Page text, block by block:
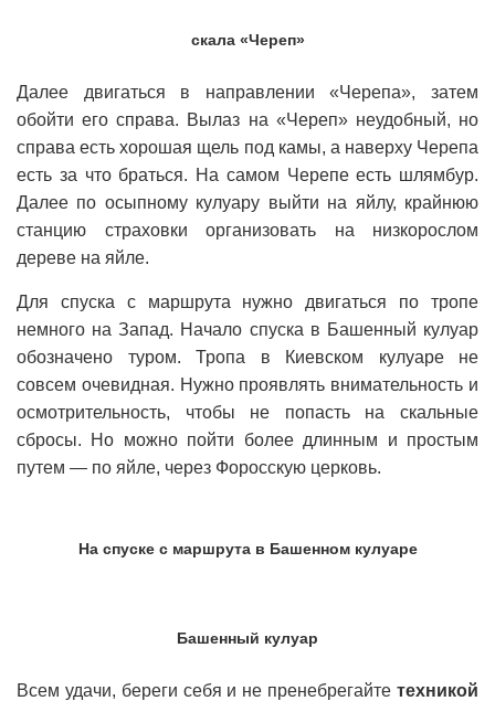
скала «Череп»
Далее двигаться в направлении «Черепа», затем
обойти его справа. Вылаз на «Череп» неудобный, но
справа есть хорошая щель под камы, а наверху Черепа
есть за что браться. На самом Черепе есть шлямбур.
Далее по осыпному кулуару выйти на яйлу, крайнюю
станцию страховки организовать на низкорослом
дереве на яйле.
Для спуска с маршрута нужно двигаться по тропе
немного на Запад. Начало спуска в Башенный кулуар
обозначено туром. Тропа в Киевском кулуаре не
совсем очевидная. Нужно проявлять внимательность и
осмотрительность, чтобы не попасть на скальные
сбросы. Но можно пойти более длинным и простым
путем — по яйле, через Форосскую церковь.
На спуске с маршрута в Башенном кулуаре
Башенный кулуар
Всем удачи, береги себя и не пренебрегайте техникой